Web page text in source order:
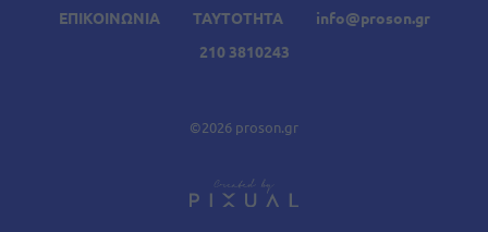
A Σχετικά Άρθρα
ΕΠΙΚΟΙΝΩΝΙΑ
ΤΑΥΤΟΤΗΤΑ
info@proson.gr
210 3810243
©2026 proson.gr